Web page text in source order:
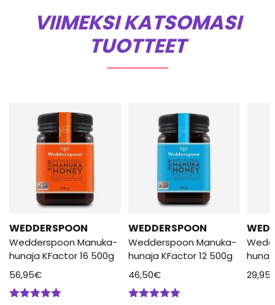
VIIMEKSI KATSOMASI
TUOTTEET
WEDDERSPOON
Wedderspoon Manuka-
hunaja KFactor 16 500g
56,95€
WEDDERSPOON
Wedderspoon Manuka-
hunaja KFactor 12 500g
46,50€
29,95